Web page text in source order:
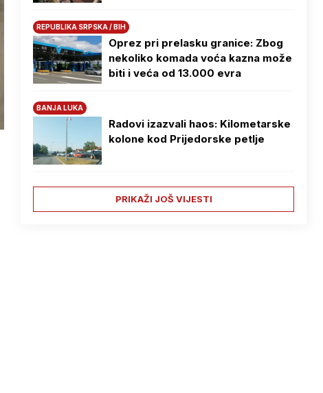
REPUBLIKA SRPSKA / BIH
Oprez pri prelasku granice: Zbog
nekoliko komada voća kazna može
biti i veća od 13.000 evra
BANJA LUKA
Radovi izazvali haos: Kilometarske
kolone kod Prijedorske petlje
PRIKAŽI JOŠ VIJESTI